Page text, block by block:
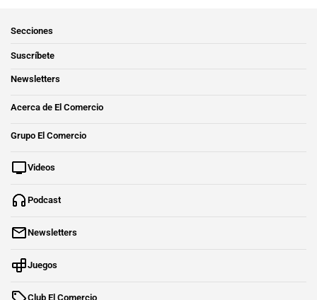
Secciones
Suscríbete
Newsletters
Acerca de El Comercio
Grupo El Comercio
Videos
Podcast
Newsletters
Juegos
Club El Comercio